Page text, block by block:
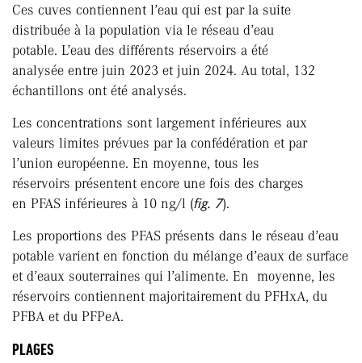
Ces cuves contiennent l’eau qui est par la suite
distribuée à la population via le réseau d’eau
potable. L’eau des différents réservoirs a été
analysée entre juin 2023 et juin 2024. Au total, 132
échantillons ont été analysés.
Les concentrations sont largement inférieures aux
valeurs limites prévues par la confédération et par
l’union européenne. En moyenne, tous les
réservoirs présentent encore une fois des charges
en PFAS inférieures à 10 ng/l (fig. 7).
Les proportions des PFAS présents dans le réseau d’eau
potable varient en fonction du mélange d’eaux de surface
et d’eaux souterraines qui l’alimente. En moyenne, les
réservoirs contiennent majoritairement du PFHxA, du
PFBA et du PFPeA.
PLAGES